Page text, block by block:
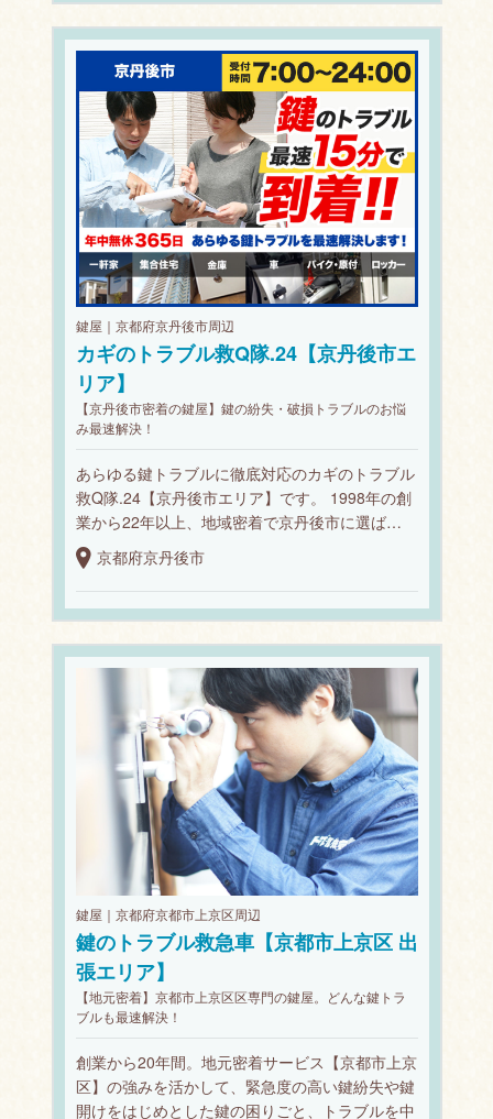
鍵屋｜京都府京丹後市周辺
カギのトラブル救Q隊.24【京丹後市エ
リア】
【京丹後市密着の鍵屋】鍵の紛失・破損トラブルのお悩
み最速解決！
あらゆる鍵トラブルに徹底対応のカギのトラブル
救Q隊.24【京丹後市エリア】です。 1998年の創
業から22年以上、地域密着で京丹後市に選ば…
京都府京丹後市
鍵屋｜京都府京都市上京区周辺
鍵のトラブル救急車【京都市上京区 出
張エリア】
【地元密着】京都市上京区区専門の鍵屋。どんな鍵トラ
ブルも最速解決！
創業から20年間。地元密着サービス【京都市上京
区】の強みを活かして、緊急度の高い鍵紛失や鍵
開けをはじめとした鍵の困りごと、トラブルを中